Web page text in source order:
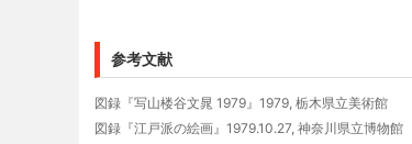
参考文献
図録『写山楼谷文晁 1979』1979, 栃木県立美術館
図録『江戸派の絵画』1979.10.27, 神奈川県立博物館